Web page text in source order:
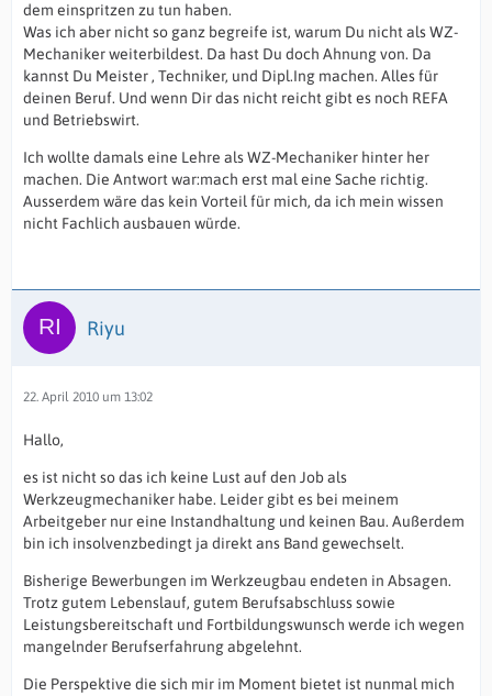
dem einspritzen zu tun haben.
Was ich aber nicht so ganz begreife ist, warum Du nicht als WZ-
Mechaniker weiterbildest. Da hast Du doch Ahnung von. Da
kannst Du Meister , Techniker, und Dipl.Ing machen. Alles für
deinen Beruf. Und wenn Dir das nicht reicht gibt es noch REFA
und Betriebswirt.
Ich wollte damals eine Lehre als WZ-Mechaniker hinter her
machen. Die Antwort war:mach erst mal eine Sache richtig.
Ausserdem wäre das kein Vorteil für mich, da ich mein wissen
nicht Fachlich ausbauen würde.
Riyu
22. April 2010 um 13:02
Hallo,
es ist nicht so das ich keine Lust auf den Job als
Werkzeugmechaniker habe. Leider gibt es bei meinem
Arbeitgeber nur eine Instandhaltung und keinen Bau. Außerdem
bin ich insolvenzbedingt ja direkt ans Band gewechselt.
Bisherige Bewerbungen im Werkzeugbau endeten in Absagen.
Trotz gutem Lebenslauf, gutem Berufsabschluss sowie
Leistungsbereitschaft und Fortbildungswunsch werde ich wegen
mangelnder Berufserfahrung abgelehnt.
Die Perspektive die sich mir im Moment bietet ist nunmal mich